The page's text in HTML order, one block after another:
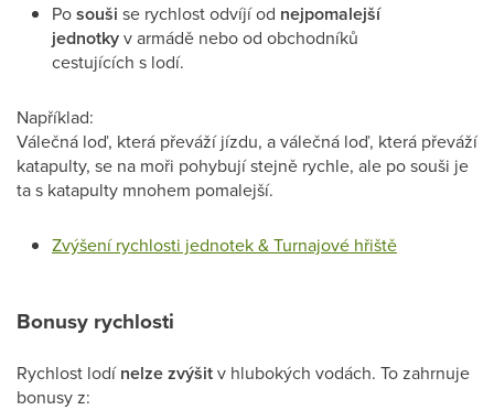
Posouši se rychlost odvíjí od nejpomalejší
jednotkyv armádě nebo od obchodníků
cestujících s lodí.
Například:
Válečná loď, která převáží jízdu, a válečná loď, která převáží
katapulty, se na moři pohybují stejně rychle, ale po souši je
ta s katapulty mnohem pomalejší.
Zvýšení rychlosti jednotek & Turnajové hřiště
Bonusy rychlosti
Rychlost lodínelze zvýšitv hlubokých vodách. To zahrnuje
bonusy z: